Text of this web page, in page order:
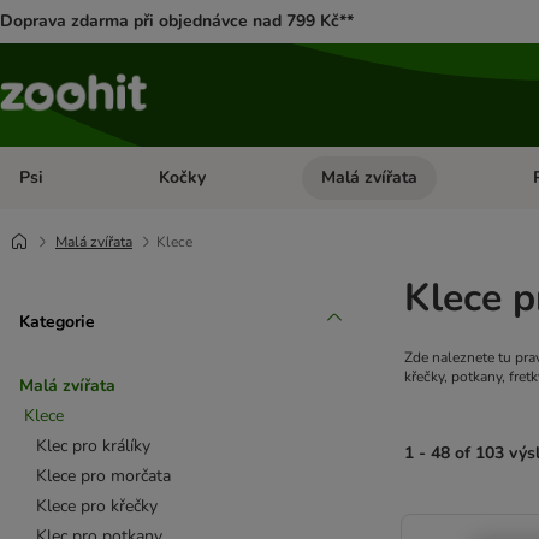
Doprava zdarma při objednávce nad 799 Kč**
Psi Otevřít menu: Psi
Kočky Otevřít menu: Kočky
Malá zvířata
Malá zvířata Klece
Kategorie
Malá zvířata
Klece
Klec pro králíky
Klece pro morčata
Klece pro křečky
Klece
Zde naleznete tu
křečky, potkany,
1 - 48 of 103